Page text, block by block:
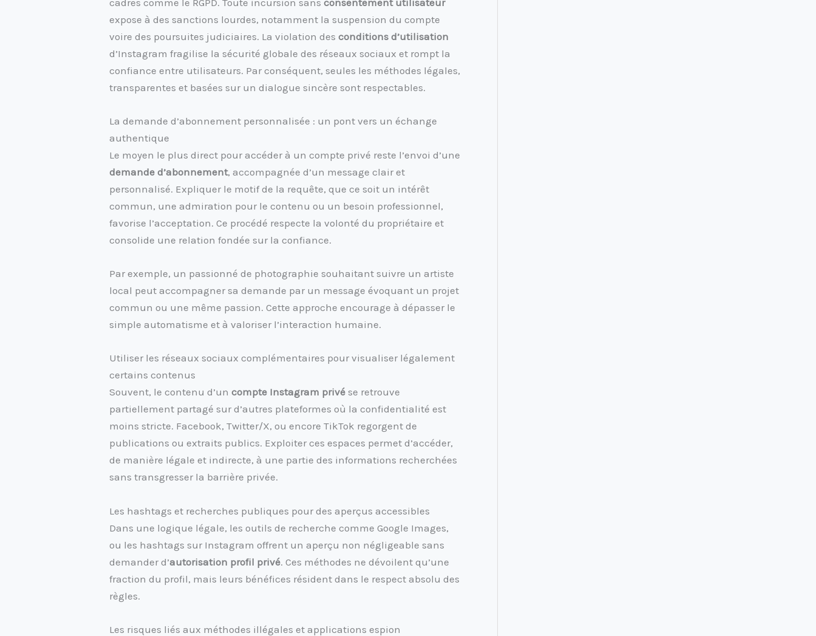
expose à des sanctions lourdes, notamment la suspension du compte
voire des poursuites judiciaires. La violation des conditions d’utilisation
d’Instagram fragilise la sécurité globale des réseaux sociaux et rompt la
confiance entre utilisateurs. Par conséquent, seules les méthodes légales,
transparentes et basées sur un dialogue sincère sont respectables.
La demande d’abonnement personnalisée : un pont vers un échange
authentique
Le moyen le plus direct pour accéder à un compte privé reste l’envoi d’une
demande d’abonnement, accompagnée d’un message clair et
personnalisé. Expliquer le motif de la requête, que ce soit un intérêt
commun, une admiration pour le contenu ou un besoin professionnel,
favorise l’acceptation. Ce procédé respecte la volonté du propriétaire et
consolide une relation fondée sur la confiance.
Par exemple, un passionné de photographie souhaitant suivre un artiste
local peut accompagner sa demande par un message évoquant un projet
commun ou une même passion. Cette approche encourage à dépasser le
simple automatisme et à valoriser l’interaction humaine.
Utiliser les réseaux sociaux complémentaires pour visualiser légalement
certains contenus
Souvent, le contenu d’un compte Instagram privé se retrouve
partiellement partagé sur d’autres plateformes où la confidentialité est
moins stricte. Facebook, Twitter/X, ou encore TikTok regorgent de
publications ou extraits publics. Exploiter ces espaces permet d’accéder,
de manière légale et indirecte, à une partie des informations recherchées
sans transgresser la barrière privée.
Les hashtags et recherches publiques pour des aperçus accessibles
Dans une logique légale, les outils de recherche comme Google Images,
ou les hashtags sur Instagram offrent un aperçu non négligeable sans
demander d’autorisation profil privé. Ces méthodes ne dévoilent qu’une
fraction du profil, mais leurs bénéfices résident dans le respect absolu des
règles.
Les risques liés aux méthodes illégales et applications espion